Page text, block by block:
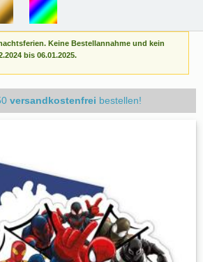
Keine Bestellannahme und kein
bis 06.01.2025.
versandkostenfrei bestellen!